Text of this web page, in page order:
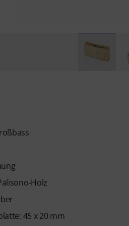
Holz
45 x 20 mm